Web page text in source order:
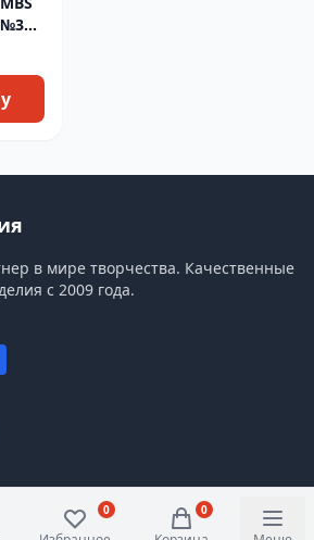
в мире творчества. Качественные
с 2009 года.
0 0